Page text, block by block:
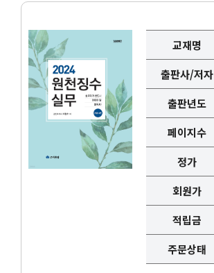
교재명
출판사/저자
출판년도
페이지수
정가
회원가
적립금
주문상태